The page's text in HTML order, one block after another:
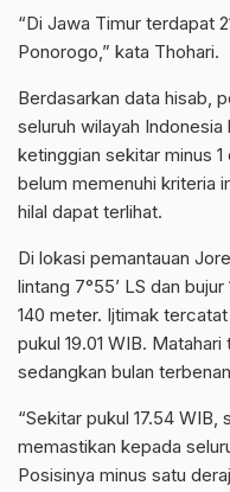
“Di Jawa Timur terdapat
Ponorogo,” kata Thohari.
Berdasarkan data hisab,
seluruh wilayah
ketinggian sekitar minus 1
belum memenuhi kriteria
hilal dapat terlihat.
Di lokasi pemantauan
lintang 7°55’ LS dan
140 meter. Ijtimak
pukul 19.01 WIB.
sedangkan bulan
“Sekitar pukul 17.54 WIB,
memastikan kepada
Posisinya minus satu